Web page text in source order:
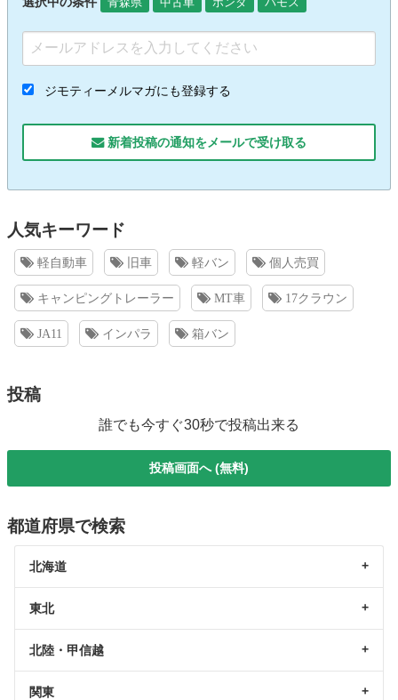
ジモティーメルマガにも登録する
新着投稿の通知をメールで受け取る
人気キーワード
軽自動車 旧車 軽バン 個人売買
キャンピングトレーラー MT車 17クラウン
JA11 インパラ 箱バン
投稿
誰でも今すぐ30秒で投稿出来る
投稿画面へ (無料)
都道府県で検索
北海道
東北
北陸・甲信越
関東